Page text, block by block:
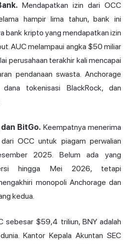
Mendapatkan izin dari OCC
hampir lima tahun, bank ini
bank kripto yang mendapatkan izin
AUC melampaui angka $50 miliar
perusahaan terakhir kali mencapai
pendanaan swasta. Anchorage
tokenisasi BlackRock, dan
BitGo. Keempatnya menerima
OCC untuk piagam perwalian
2025. Belum ada yang
hingga Mei 2026, tetapi
monopoli Anchorage dan
kedua.
sebesar $59,4 triliun, BNY adalah
Kantor Kepala Akuntan SEC